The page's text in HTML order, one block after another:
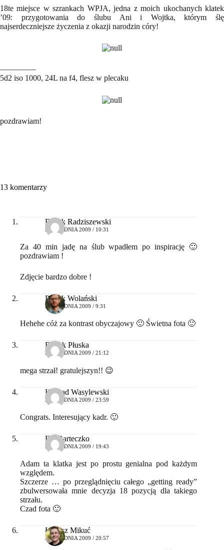
18te miejsce w szrankach WPJA, jedna z moich ukochanych klatek
’09: przygotowania do ślubu Ani i Wojtka, którym ślę
najserdeczniejsze życzenia z okazji narodzin córy!
————–
5d2 iso 1000, 24L na f4, flesz w plecaku
pozdrawiam!
13 komentarzy
Radek Radziszewski
27 GRUDNIA 2009 / 10:31
Za 40 min jadę na ślub wpadłem po inspirację 🙂
pozdrawiam !
Zdjęcie bardzo dobre !
Patryk Wolański
28 GRUDNIA 2009 / 9:31
Hehehe cóż za kontrast obyczajowy 🙂 Świetna fota 🙂
Bartek Płuska
28 GRUDNIA 2009 / 21:12
mega strzał! gratulejszyn!! 😉
Konrad Wasylewski
28 GRUDNIA 2009 / 23:59
Congrats. Interesujący kadr. 🙂
Ela Barteczko
29 GRUDNIA 2009 / 19:43
Adam ta klatka jest po prostu genialna pod każdym
względem.
Szczerze … po przeglądnięciu całego „getting ready”
zbulwersowała mnie decyzja 18 pozycją dla takiego
strzału.
Czad fota 🙂
Łukasz Mikuć
30 GRUDNIA 2009 / 20:57